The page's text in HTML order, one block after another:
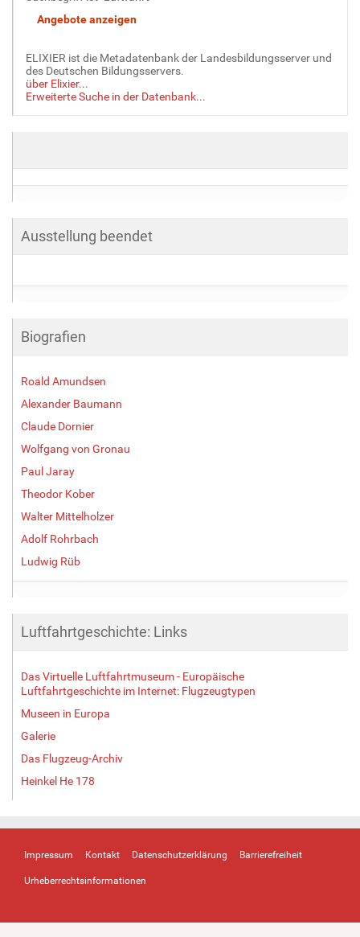
ELIXIER ist die Metadatenbank der Landesbildungsserver und
des Deutschen Bildungsservers.
über Elixier...
Erweiterte Suche in der Datenbank...
Ausstellung beendet
Biografien
Roald Amundsen
Alexander Baumann
Claude Dornier
Wolfgang von Gronau
Paul Jaray
Theodor Kober
Walter Mittelholzer
Adolf Rohrbach
Ludwig Rüb
Luftfahrtgeschichte: Links
Das Virtuelle Luftfahrtmuseum - Europäische
Luftfahrtgeschichte im Internet: Flugzeugtypen
Museen in Europa
Galerie
Das Flugzeug-Archiv
Heinkel He 178
Impressum Kontakt Datenschutzerklärung Barrierefreiheit
Urheberrechtsinformationen